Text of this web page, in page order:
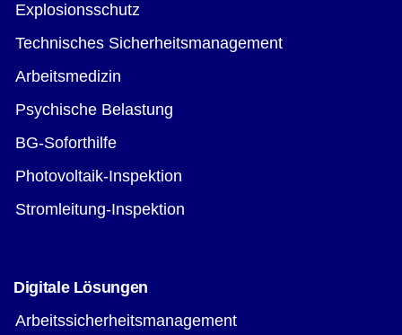
Explosionsschutz
Technisches Sicherheitsmanagement
Arbeitsmedizin
Psychische Belastung
BG-Soforthilfe
Photovoltaik-Inspektion
Stromleitung-Inspektion
Digitale Lösungen
Arbeitssicherheitsmanagement